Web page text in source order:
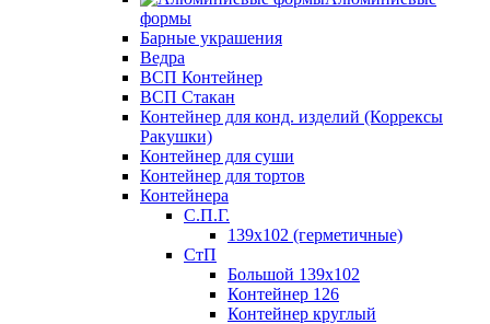
формы
Барные украшения
Ведра
ВСП Контейнер
ВСП Стакан
Контейнер для конд. изделий (Коррексы
Ракушки)
Контейнер для суши
Контейнер для тортов
Контейнера
С.П.Г.
139х102 (герметичные)
СтП
Большой 139х102
Контейнер 126
Контейнер круглый